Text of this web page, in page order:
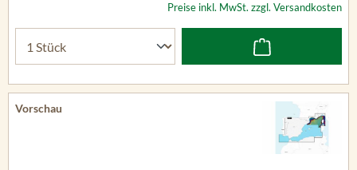
Preise inkl. MwSt. zzgl. Versandkosten